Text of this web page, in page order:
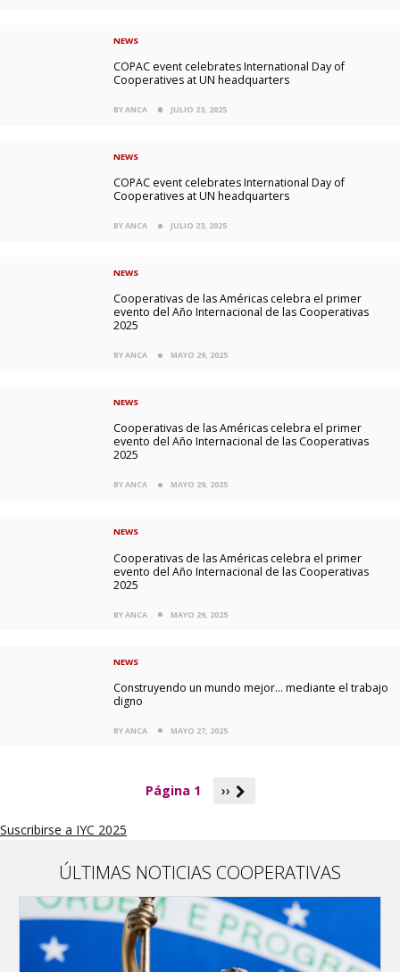
NEWS
COPAC event celebrates International Day of
Cooperatives at UN headquarters
BY ANCA JULIO 23, 2025
NEWS
COPAC event celebrates International Day of
Cooperatives at UN headquarters
BY ANCA JULIO 23, 2025
NEWS
Cooperativas de las Américas celebra el primer
evento del Año Internacional de las Cooperativas
2025
BY ANCA MAYO 29, 2025
NEWS
Cooperativas de las Américas celebra el primer
evento del Año Internacional de las Cooperativas
2025
BY ANCA MAYO 29, 2025
NEWS
Cooperativas de las Américas celebra el primer
evento del Año Internacional de las Cooperativas
2025
BY ANCA MAYO 29, 2025
NEWS
Construyendo un mundo mejor... mediante el trabajo
digno
BY ANCA MAYO 27, 2025
i
Página 1 ››
Suscribirse a IYC 2025
ÚLTIMAS NOTICIAS COOPERATIVAS